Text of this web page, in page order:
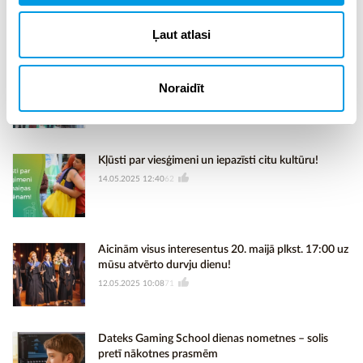
Ļaut atlasi
Noraidīt
Deviņi jaunie skolotāji saņem stipendijas 3000
Kļūsti par viesģimeni un iepazīsti citu kultūru!
14.05.2025 12:4062
Aicinām visus interesentus 20. maijā plkst. 17:00 uz
mūsu atvērto durvju dienu!
12.05.2025 10:08 71
Dateks Gaming School dienas nometnes – solis
pretī nākotnes prasmēm